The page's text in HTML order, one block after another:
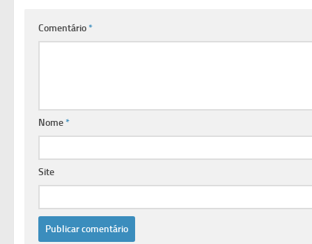
Comentário*
Nome*
Site